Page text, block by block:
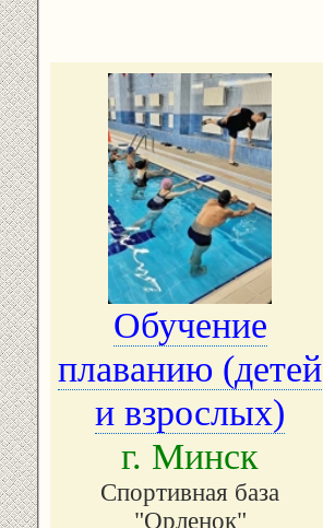
Обучение
плаванию (детей
и взрослых)
г. Минск
Спортивная база
"Орленок"